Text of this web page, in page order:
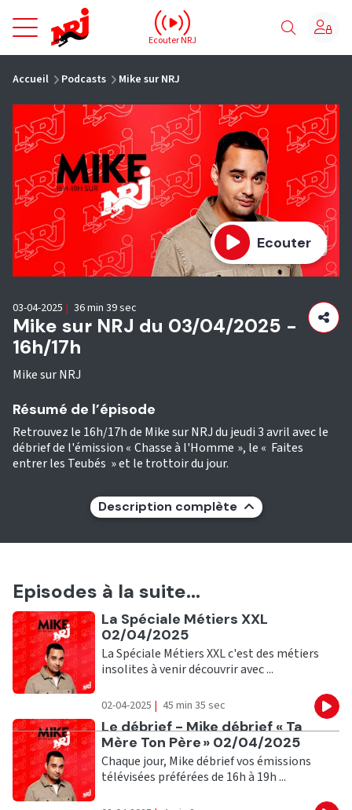
NRJ - Accueil
Ecouter NRJ
Accueil Podcasts Mike sur NRJ
Ecouter
Mike sur NRJ du 03/04/2025 -
16h/17h
Mike sur NRJ
03-04-2025 | 36 min 39 sec
Résumé de l’épisode
Retrouvez le 16h/17h de Mike sur NRJ du jeudi 3 avril avec le
débrief de l'émission « Chasse à l'Homme », le « Faites
entrer les Teubés » et le trottoir du jour.
Description complète
Episodes à la suite...
Ecouter
La Spéciale Métiers XXL
02/04/2025
La Spéciale Métiers XXL c'est des métiers
insolites à venir découvrir avec ...
02-04-2025 | 45 min 35 sec
Ecouter
Le débrief - Mike débrief « Ta
Mère Ton Père » 02/04/2025
Chaque jour, Mike débrief vos émissions
télévisées préférées de 16h à 19h ...